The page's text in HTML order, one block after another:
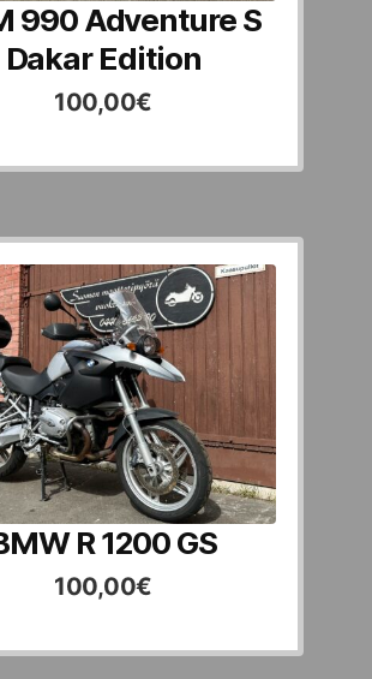
990 Adventure S
Dakar Edition
100,00€
R 1200 GS
100,00€